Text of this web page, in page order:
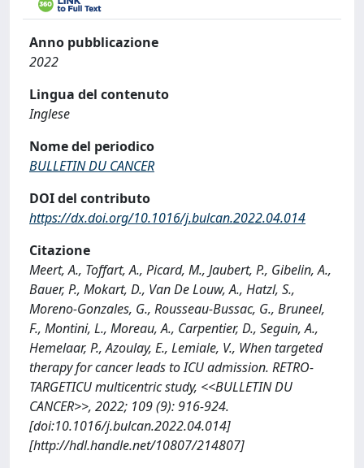
Anno pubblicazione
2022
Lingua del contenuto
Inglese
Nome del periodico
BULLETIN DU CANCER
DOI del contributo
https://dx.doi.org/10.1016/j.bulcan.2022.04.014
Citazione
Meert, A., Toffart, A., Picard, M., Jaubert, P., Gibelin, A.,
Bauer, P., Mokart, D., Van De Louw, A., Hatzl, S.,
Moreno-Gonzales, G., Rousseau-Bussac, G., Bruneel,
F., Montini, L., Moreau, A., Carpentier, D., Seguin, A.,
Hemelaar, P., Azoulay, E., Lemiale, V., When targeted
therapy for cancer leads to ICU admission. RETRO-
TARGETICU multicentric study, <<BULLETIN DU
CANCER>>, 2022; 109 (9): 916-924.
[doi:10.1016/j.bulcan.2022.04.014]
[http://hdl.handle.net/10807/214807]